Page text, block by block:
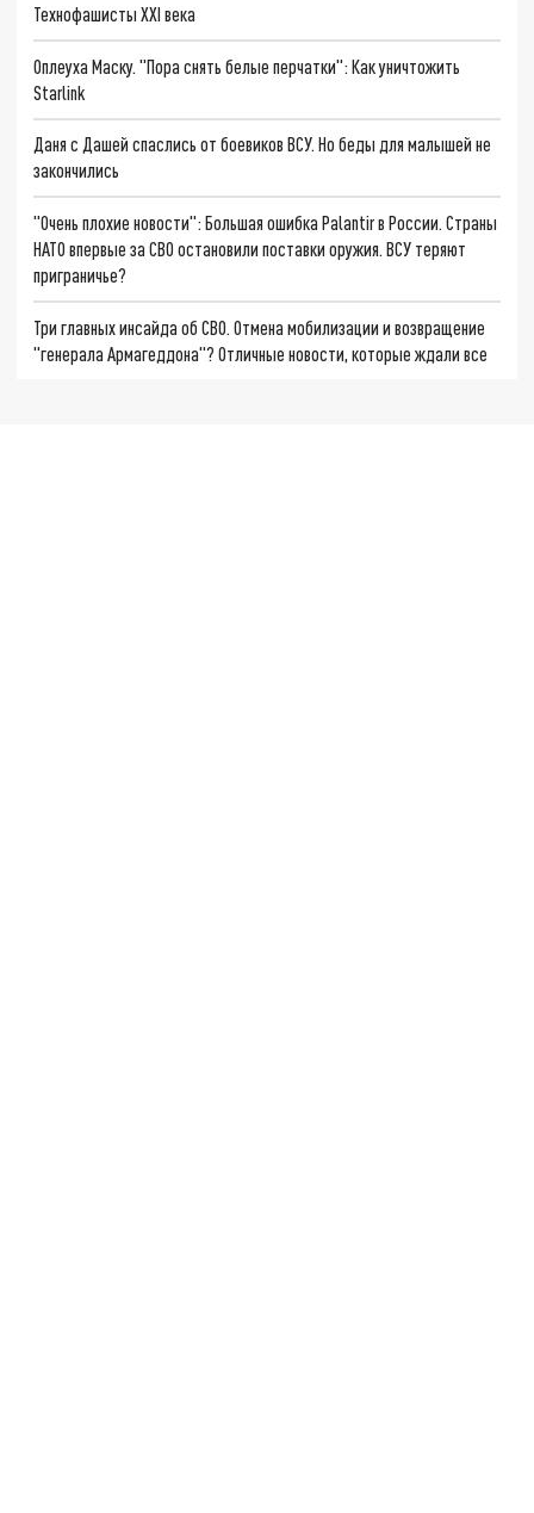
Технофашисты XXI века
Оплеуха Маску. "Пора снять белые перчатки": Как уничтожить
Starlink
Даня с Дашей спаслись от боевиков ВСУ. Но беды для малышей не
закончились
"Очень плохие новости": Большая ошибка Palantir в России. Страны
НАТО впервые за СВО остановили поставки оружия. ВСУ теряют
приграничье?
Три главных инсайда об СВО. Отмена мобилизации и возвращение
"генерала Армагеддона"? Отличные новости, которые ждали все